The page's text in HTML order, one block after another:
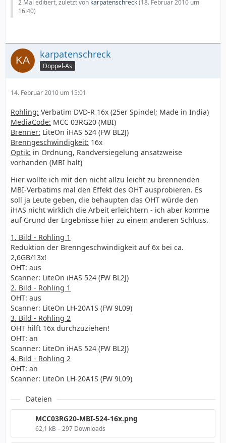
2 Mal editiert, zuletzt von karpatenschreck(18. Februar 2010 um
16:40)
karpatenschreck
Doppel-As
14. Februar 2010 um 15:01
Rohling: Verbatim DVD-R 16x (25er Spindel; Made in India)
MediaCode: MCC 03RG20 (MBI)
Brenner: LiteOn iHAS 524 (FW BL2J)
Brenngeschwindigkeit: 16x
Optik: in Ordnung, Randversiegelung ansatzweise
vorhanden (MBI halt)
Hier wollte ich mit den nicht allzu leicht zu brennenden
MBI-Verbatims mal den Effekt des OHT ausprobieren. Es
soll ja Leute geben, die behaupten das OHT würde den
iHAS nicht wirklich die Arbeit erleichtern - ich aber komme
auf Grund der Ergebnisse hier zu einem anderen Schluss.
1. Bild - Rohling 1
Reduktion der Brenngeschwindigkeit auf 6x bei ca.
2,6GB/13x!
OHT: aus
Scanner: LiteOn iHAS 524 (FW BL2J)
2. Bild - Rohling 1
OHT: aus
Scanner: LiteOn LH-20A1S (FW 9L09)
3. Bild - Rohling 2
OHT hilft 16x durchzuziehen!
OHT: an
Scanner: LiteOn iHAS 524 (FW BL2J)
4. Bild - Rohling 2
OHT: an
Scanner: LiteOn LH-20A1S (FW 9L09)
Dateien
MCC03RG20-MBI-524-16x.png
62,1 kB – 297 Downloads